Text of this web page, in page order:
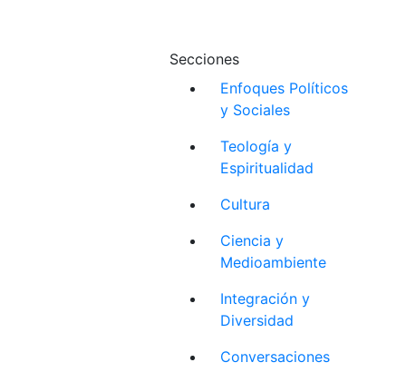
Secciones
Enfoques Políticos
y Sociales
Teología y
Espiritualidad
Cultura
Ciencia y
Medioambiente
Integración y
Diversidad
Conversaciones